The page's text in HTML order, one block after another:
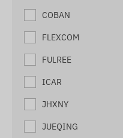
COBAN
FLEXCOM
FULREE
ICAR
JHXNY
JUEQING